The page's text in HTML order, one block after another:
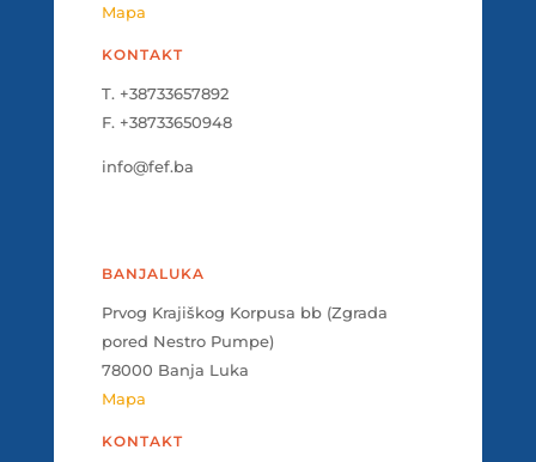
Mapa
KONTAKT
T. +38733657892
F. +38733650948
info@fef.ba
BANJALUKA
Prvog Krajiškog Korpusa bb (Zgrada
pored Nestro Pumpe)
78000 Banja Luka
Mapa
KONTAKT